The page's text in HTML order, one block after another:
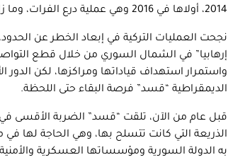
2014، أولاها في 2016 وهي عملية درع الفرات، وما زالت حتى اللحظة تلوح باحتمال شن عملية إضافية.
نجحت العمليات التركية في إبعاد الخطر عن
إرهابيا” في الشمال السوري من خلال قطع
واستمرار استهداف قياداتها ومراكزها، لكن
الديمقراطية “قسد” فرصة البقاء حتى اللحظة.
قبل عام من الآن، تلقت “قسد” الضربة الأقسى
الذريعة التي كانت تتسلح بها، وهي الحاجة لها
به الدولة السورية ومؤسساتها العسكرية